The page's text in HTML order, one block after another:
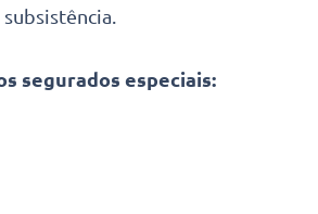
segurados especiais: